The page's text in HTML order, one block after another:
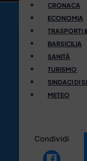
CRONACA
ECONOMIA
TRASPORTI
BARSICILIA
SANITÀ
TURISMO
SINDACI DI
METEO
Condividi